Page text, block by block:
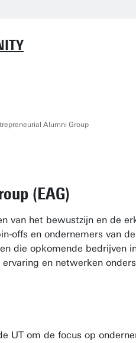
Alumni Group
(EAG)
van het bewustzijn en de
offs en ondernemers van
die opkomende
en netwerken
UT om de focus op